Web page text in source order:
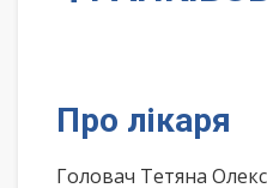
Про лікаря
Головач Тетяна